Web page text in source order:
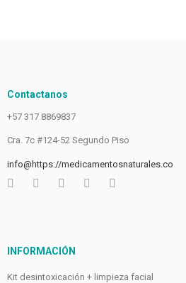
Contactanos
+57 317 8869837
Cra. 7c #124-52 Segundo Piso
info@https://medicamentosnaturales.co
INFORMACIÓN
Kit desintoxicación + limpieza facial